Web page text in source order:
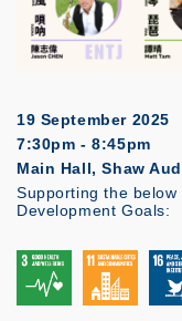
19 September 2025
7:30pm - 8:45pm
Main Hall, Shaw
Supporting the
Development Goals: